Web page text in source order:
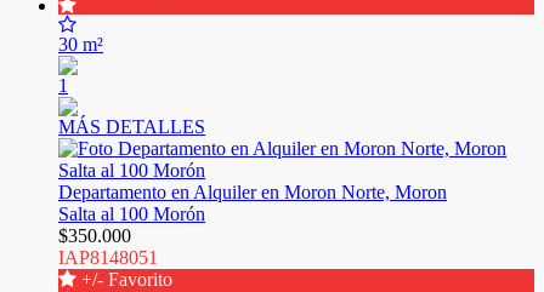
30 m²
1
MÁS DETALLES
Departamento en Alquiler en Moron Norte, Moron
Salta al 100 Morón
$350.000
IAP8148051
+/- Favorito